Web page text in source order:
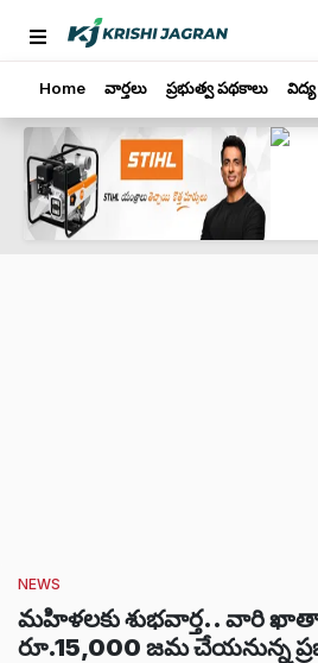
Home వార్తలు ప్రభుత్వ పథకాలు
NEWS
మహిళలకు శుభవార్త.. వారి
రూ.15,000 జమ చేయనున్న